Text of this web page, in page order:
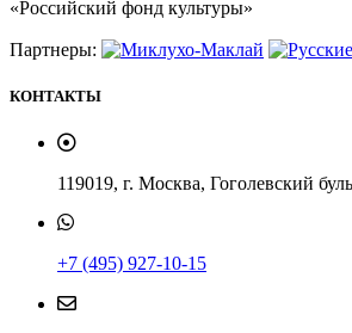
«Российский фонд культуры»
Партнеры:
КОНТАКТЫ
119019, г. Москва, Гоголевский
+7 (495) 927-10-15